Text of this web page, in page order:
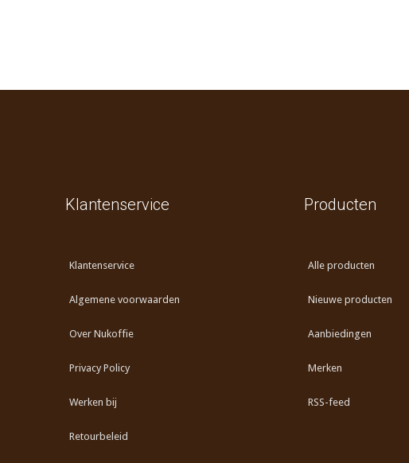
Klantenservice
Klantenservice
Algemene voorwaarden
Over Nukoffie
Privacy Policy
Werken bij
Retourbeleid
Producten
Alle producten
Nieuwe producten
Aanbiedingen
Merken
RSS-feed